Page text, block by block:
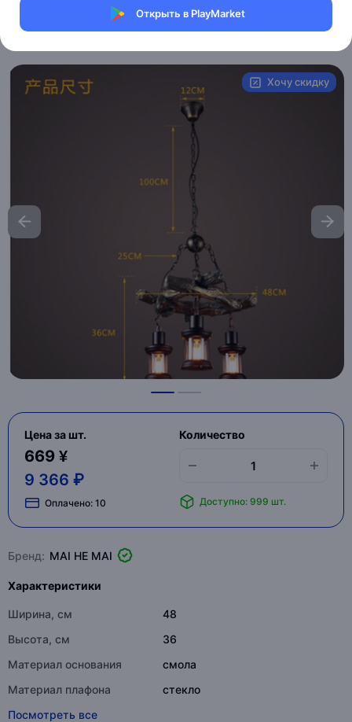
Открыть в PlayMarket
Магазин Ephdarren
Хочу скидку
Цена за шт.
669 ¥
9 366 ₽
Оплачено: 10
Количество
Доступно: 999 шт.
Бренд: MAI HE MAI
Характеристики
Ширина, см
48
Высота, см
36
Материал основания
смола
Материал плафона
стекло
Посмотреть все